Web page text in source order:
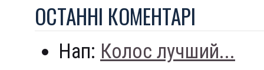
ОСТАННI КОМЕНТАРI
Нап: Колос лучший...